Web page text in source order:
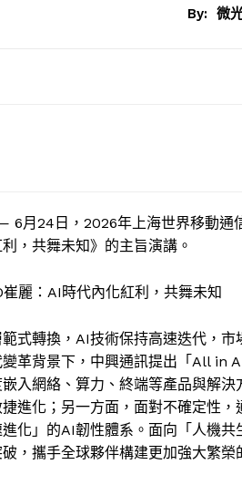
By: 微
6月24日，2026年上海世界移動通
，共舞未知》的主旨演講。
麗：AI時代內化紅利，共舞未知
式轉換，AI技術保持高速迭代，
革背景下，中興通訊提出「All in
入網絡、算力、終端等產品與解
捷進化；另一方面，面對不確定性
化」的AI韌性體系。面向「人機
，攜手全球夥伴構建更加強大繁榮